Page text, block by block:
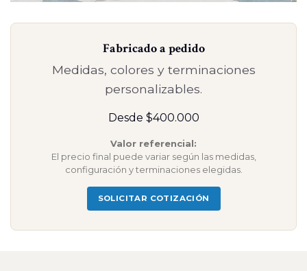
Fabricado a pedido
Medidas, colores y terminaciones
personalizables.
Desde $400.000
Valor referencial:
El precio final puede variar según las medidas,
configuración y terminaciones elegidas.
SOLICITAR COTIZACIÓN